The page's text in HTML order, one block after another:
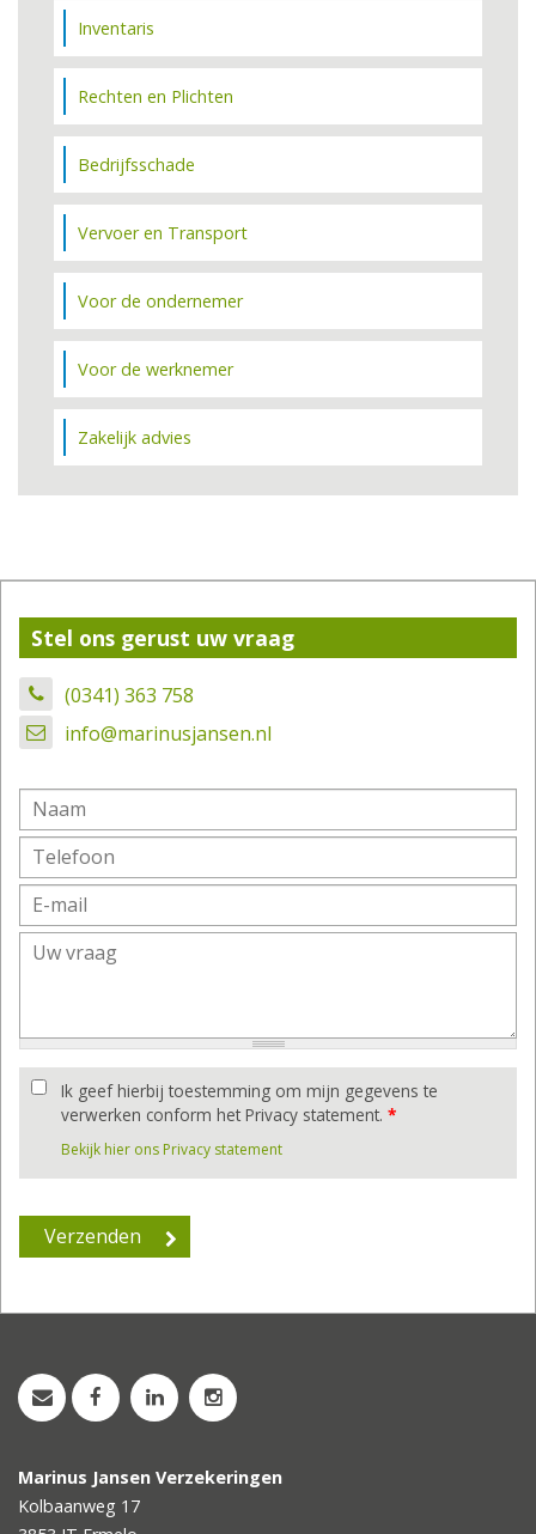
Inventaris
Rechten en Plichten
Bedrijfsschade
Vervoer en Transport
Voor de ondernemer
Voor de werknemer
Zakelijk advies
Stel ons gerust uw vraag
(0341) 363 758
info@marinusjansen.nl
Ik geef hierbij toestemming om mijn gegevens te
verwerken conform het Privacy statement. *
Bekijk hier ons Privacy statement
Marinus Jansen Verzekeringen
Kolbaanweg 17